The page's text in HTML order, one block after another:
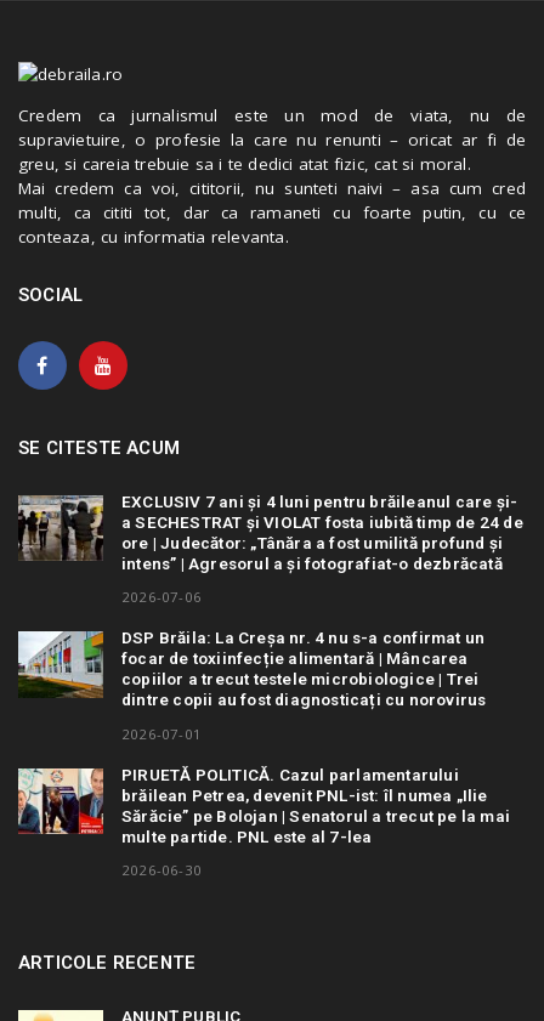
Credem ca jurnalismul este un mod de viata, nu de
supravietuire, o profesie la care nu renunti – oricat ar fi de
greu, si careia trebuie sa i te dedici atat fizic, cat si moral.
Mai credem ca voi, cititorii, nu sunteti naivi – asa cum cred
multi, ca cititi tot, dar ca ramaneti cu foarte putin, cu ce
conteaza, cu informatia relevanta.
SOCIAL
SE CITESTE ACUM
EXCLUSIV 7 ani și 4 luni pentru brăileanul care și-
a SECHESTRAT și VIOLAT fosta iubită timp de 24 de
ore | Judecător: „Tânăra a fost umilită profund și
intens” | Agresorul a și fotografiat-o dezbrăcată
2026-07-06
DSP Brăila: La Creșa nr. 4 nu s-a confirmat un
focar de toxiinfecție alimentară | Mâncarea
copiilor a trecut testele microbiologice | Trei
dintre copii au fost diagnosticați cu norovirus
2026-07-01
PIRUETĂ POLITICĂ. Cazul parlamentarului
brăilean Petrea, devenit PNL-ist: îl numea „Ilie
Sărăcie” pe Bolojan | Senatorul a trecut pe la mai
multe partide. PNL este al 7-lea
2026-06-30
ARTICOLE RECENTE
ANUNȚ PUBLIC